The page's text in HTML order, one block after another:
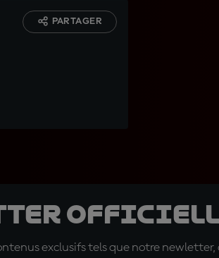
PARTAGER
officielle
exclusifs tels que notre newletter,